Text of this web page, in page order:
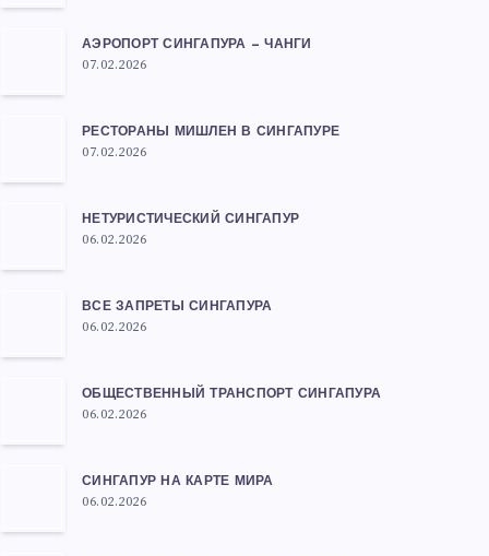
АЭРОПОРТ СИНГАПУРА — ЧАНГИ
07.02.2026
РЕСТОРАНЫ МИШЛЕН В СИНГАПУРЕ
07.02.2026
НЕТУРИСТИЧЕСКИЙ СИНГАПУР
06.02.2026
ВСЕ ЗАПРЕТЫ СИНГАПУРА
06.02.2026
ОБЩЕСТВЕННЫЙ ТРАНСПОРТ СИНГАПУРА
06.02.2026
СИНГАПУР НА КАРТЕ МИРА
06.02.2026